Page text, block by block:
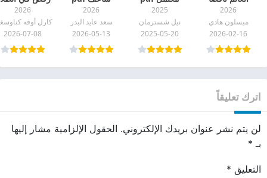
واحدًا pdf
2026
ميسلون هادي
2026-02-16
2025
نيل شسترمان
2025-05-20
2026
سعد عايد البدر
2026-05-13
pdf
2026
2026-07-08
اترك تعليقاً
لن يتم نشر عنوان بريدك الإلكتروني. الحقول الإلزامية مشار إليها
بـ *
التعليق *